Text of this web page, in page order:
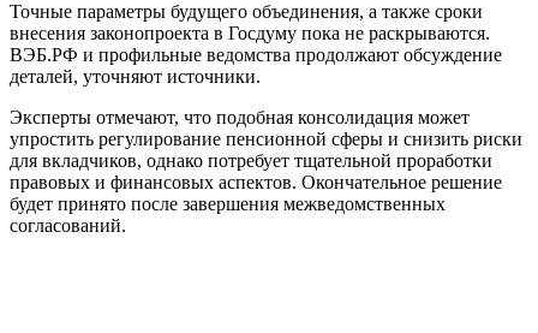
Точные параметры будущего объединения, а также сроки
внесения законопроекта в Госдуму пока не раскрываются.
ВЭБ.РФ и профильные ведомства продолжают обсуждение
деталей, уточняют источники.
Эксперты отмечают, что подобная консолидация может
упростить регулирование пенсионной сферы и снизить риски
для вкладчиков, однако потребует тщательной проработки
правовых и финансовых аспектов. Окончательное решение
будет принято после завершения межведомственных
согласований.